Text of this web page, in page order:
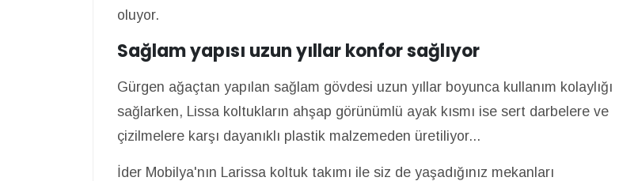
oluyor.
Sağlam yapısı uzun yıllar konfor sağlıyor
Gürgen ağaçtan yapılan sağlam gövdesi uzun yıllar boyunca kullanım kolaylığı
sağlarken, Lissa koltukların ahşap görünümlü ayak kısmı ise sert darbelere ve
çizilmelere karşı dayanıklı plastik malzemeden üretiliyor...
İder Mobilya'nın Larissa koltuk takımı ile siz de yaşadığınız mekanları